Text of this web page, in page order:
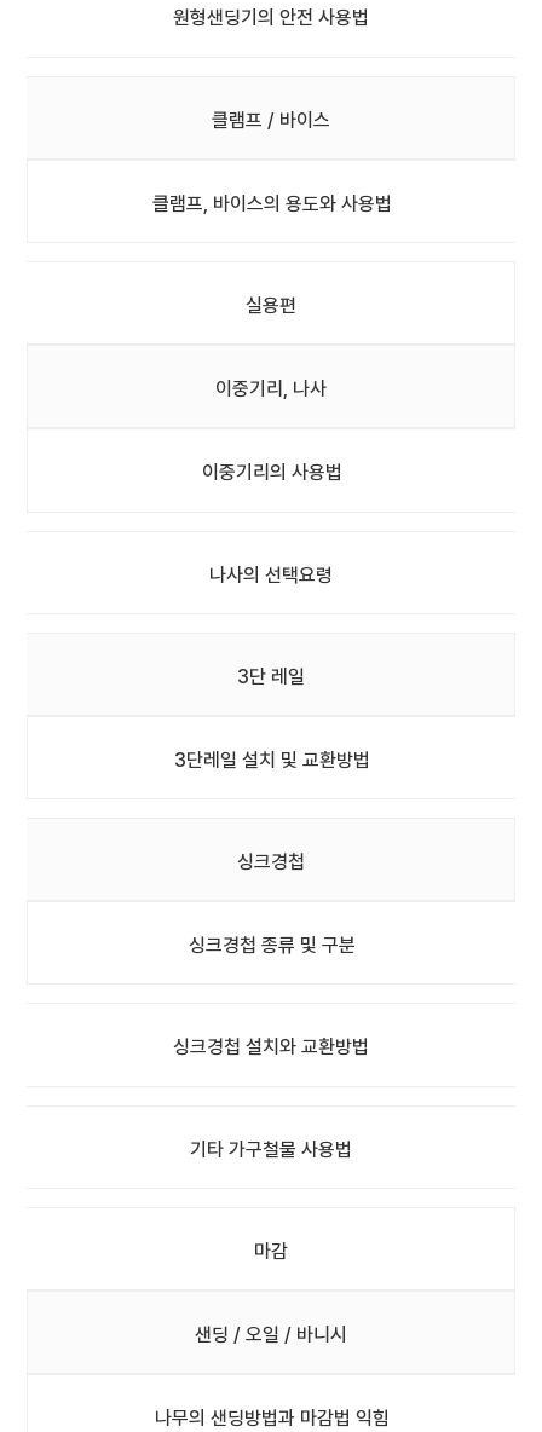
원형샌딩기의 안전 사용법
클램프 / 바이스
클램프, 바이스의 용도와 사용법
실용편
이중기리, 나사
이중기리의 사용법
나사의 선택요령
3단 레일
3단레일 설치 및 교환방법
싱크경첩
싱크경첩 종류 및 구분
싱크경첩 설치와 교환방법
기타 가구철물 사용법
마감
샌딩 / 오일 / 바니시
나무의 샌딩방법과 마감법 익힘